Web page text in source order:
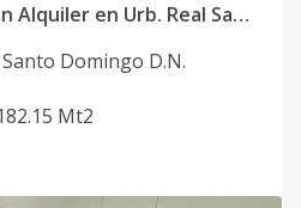
Apartamento 3Hab en Alquiler en Urb. Real Santo
Santo Domingo D.N.
Mt2